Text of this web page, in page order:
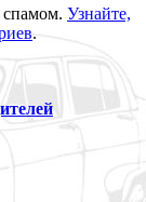
спамом. Узнайте,
.